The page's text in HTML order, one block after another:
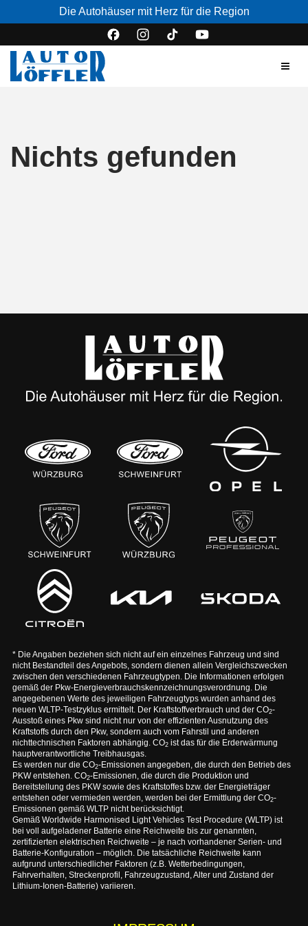
Die Autohäuser mit Herz für die Region
Nichts gefunden
* Die Angaben beziehen sich nicht auf ein einzelnes Fahrzeug und sind
nicht Bestandteil des Angebots, sondern dienen allein Vergleichszwecken
zwischen den verschiedenen Fahrzeugtypen. Die Informationen erfolgen
gemäß der Pkw-Energieverbrauchskennzeichnungsverordnung. Die
angegebenen Werte des jeweiligen Fahrzeugtyps wurden anhand des
neuen WLTP-Testzyklus ermittelt. Der Kraftstoffverbrauch und der CO2-
Ausstoß eines Pkw sind nicht nur von der effizienten Ausnutzung des
Kraftstoffs durch den Pkw, sondern auch vom Fahrstil und anderen
nichttechnischen Faktoren abhängig. CO2ist das für die Erderwärmung
hauptverantwortliche Treibhausgas.
Es werden nur die CO2-Emissionen angegeben, die durch den Betrieb des
PKW entstehen. CO2-Emissionen, die durch die Produktion und
Bereitstellung des PKW sowie des Kraftstoffes bzw. der Energieträger
entstehen oder vermieden werden, werden bei der Ermittlung der CO2-
Emissionen gemäß WLTP nicht berücksichtigt.
Gemäß Worldwide Harmonised Light Vehicles Test Procedure (WLTP) ist
bei voll aufgeladener Batterie eine Reichweite bis zur genannten,
zertifizierten elektrischen Reichweite – je nach vorhandener Serien- und
Batterie-Konfiguration – möglich. Die tatsächliche Reichweite kann
aufgrund unterschiedlicher Faktoren (z.B. Wetterbedingungen,
Fahrverhalten, Streckenprofil, Fahrzeugzustand, Alter und Zustand der
Lithium-Ionen-Batterie) variieren.